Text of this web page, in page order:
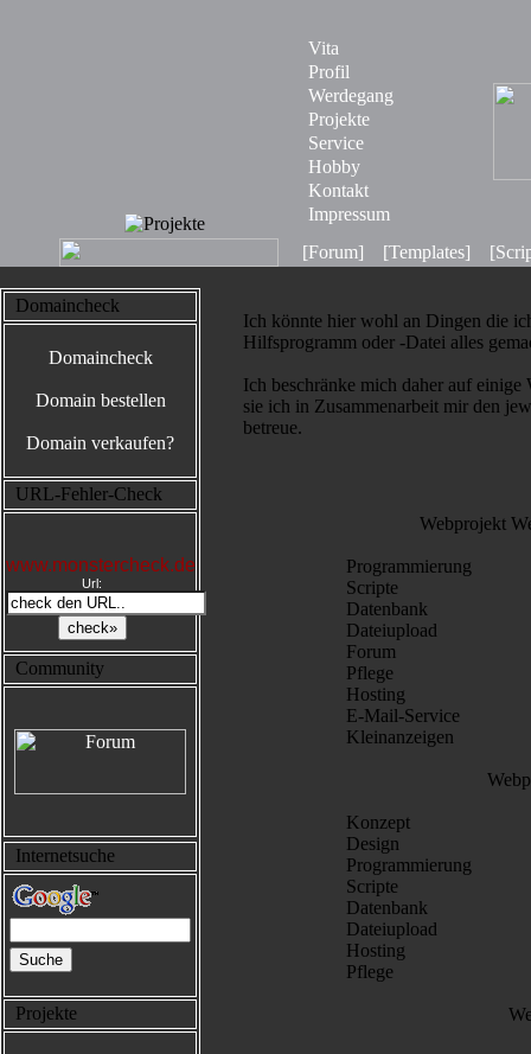
Vita
Profil
Werdegang
Projekte
Service
Hobby
Kontakt
Impressum
[Forum]
[Templates]
Domaincheck
Domaincheck
Domain bestellen
Domain verkaufen?
URL-Fehler-Check
www.monstercheck.de
Url:
Community
Internetsuche
Projekte
Ich könnte hier wohl an Dingen die
Hilfsprogramm oder -Datei alles
Ich beschränke mich daher auf
sie ich in Zusammenarbeit mir den
betreue.
Webprojekt
Programmierung
Scripte
Datenbank
Dateiupload
Forum
Pflege
Hosting
E-Mail-Service
Kleinanzeigen
Konzept
Design
Programmierung
Scripte
Datenbank
Dateiupload
Hosting
Pflege